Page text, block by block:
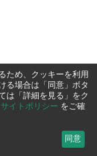
ため、クッキーを利用
る場合は「同意」ボタ
は「詳細を見る」をク
サイトポリシー をご確
同意